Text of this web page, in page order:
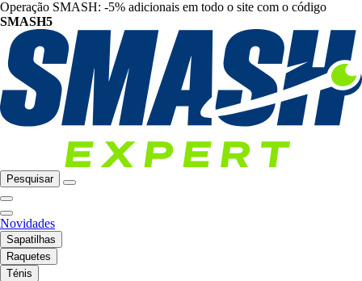
Operação SMASH: -5% adicionais em todo o site com o código
SMASH5
Pesquisar
Novidades
Sapatilhas
Raquetes
Ténis